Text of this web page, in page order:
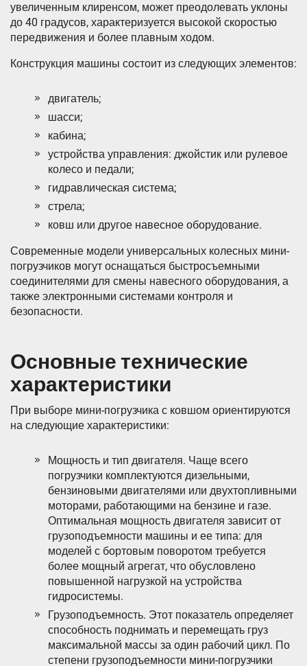
увеличенным клиренсом, может преодолевать уклоны
до 40 градусов, характеризуется высокой скоростью
передвижения и более плавным ходом.
Конструкция машины состоит из следующих элементов:
двигатель;
шасси;
кабина;
устройства управления: джойстик или рулевое
колесо и педали;
гидравлическая система;
стрела;
ковш или другое навесное оборудование.
Современные модели универсальных колесных мини-
погрузчиков могут оснащаться быстросъемными
соединителями для смены навесного оборудования, а
также электронными системами контроля и
безопасности.
Основные технические
характеристики
При выборе мини-погрузчика с ковшом ориентируются
на следующие характеристики:
Мощность и тип двигателя. Чаще всего
погрузчики комплектуются дизельными,
бензиновыми двигателями или двухтопливными
моторами, работающими на бензине и газе.
Оптимальная мощность двигателя зависит от
грузоподъемности машины и ее типа: для
моделей с бортовым поворотом требуется
более мощный агрегат, что обусловлено
повышенной нагрузкой на устройства
гидросистемы.
Грузоподъемность. Этот показатель определяет
способность поднимать и перемещать груз
максимальной массы за один рабочий цикл. По
степени грузоподъемности мини-погрузчики